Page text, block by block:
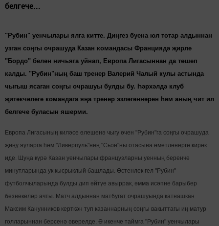
белгече...
"Рубин" уенчылары ялга китте. Диңгез буена юл тотар алдыннан
узган соңгы очрашуда Казан командасы Франциядә җирле
"Бордо" белән ничьяга уйнап, Европа Лигасыннан да төшеп
калды. "Рубин"ның баш тренер Валерий Чалый кулы астында
чыгыш ясаган соңгы очрашуы булды бу. Һәрхәлдә клуб
җитәкчелеге командага яңа тренер эзләгәннәрен һәм аның чит ил
белгече буласын яшерми.
Европа Лигасының киләсе өлешенә чыгу өчен "Рубин"га соңгы очрашуда
җиңү яуларга һәм "Ливерпуль"нең "Сьон"ны отасына өметләнергә кирәк
иде. Шуңа күрә Казан уенчылары французларны уенның беренче
минутларында ук кысрыклый башлады. Өстенлек гел "Рубин"
футболчыларында булды дип әйтүе авыррак, әмма исәпне барыбер
безнекеләр ачты. Матч алдыннан матбугат очрашуында катнашкан
Максим Канунников керткән туп казаннарның соңгы вакыттагы иң матур
голларыннан берсенә әверелде. Ә икенче таймга "Рубин" уенчылары